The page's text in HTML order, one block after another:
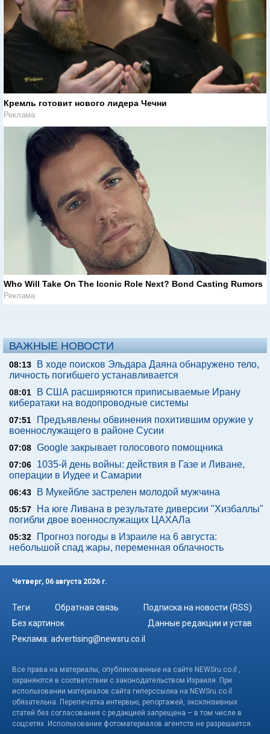
Кремль готовит нового лидера Чечни
Реклама
Who Will Take On The Iconic Role Next? Bond Casting Rumors
Реклама
ВАЖНЫЕ НОВОСТИ
08:13
В ходе поисков Эльдара Даяна обнаружено тело,
личность погибшего устанавливается
08:01
В США расширяются приписываемые Ирану
кибератаки на водопроводные системы
07:51
Предъявлены обвинения похитившим оружие у
военнослужащего в районе Сусии
07:08 Google закрывает голосового помощника
07:06
1035-й день войны: действия в Газе и Ливане,
операции в Иудее и Самарии
06:43 В Мукейбле застрелен молодой мужчина
05:57
На юге Ливана в результате диверсии "Хизбаллы"
погибли двое военнослужащих ЦАХАЛа
05:32
Прогноз погоды в Израиле на 6 августа:
небольшой спад жары, переменная облачность
Четверг, 06 августа 2026 г.
Теги Обратная связь
Подписка на новости (RSS)
Без картинок
Данные редакции и устав
Реклама: advertising@newsru.co.il
Все права на материалы, опубликованные на сайте NEWSru.co.il ,
охраняются в соответствии с законодательством Израиля. При
использовании материалов сайта гиперссылка на NEWSru.co.il
обязательна. Перепечатка интервью, репортажей, эксклюзивных
статей без согласования с редакцией запрещена – в том числе в
соцсетях. Использование фотоматериалов агентств не разрешается.